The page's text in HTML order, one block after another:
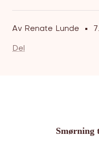
Av Renate Lunde
Del
Smørning